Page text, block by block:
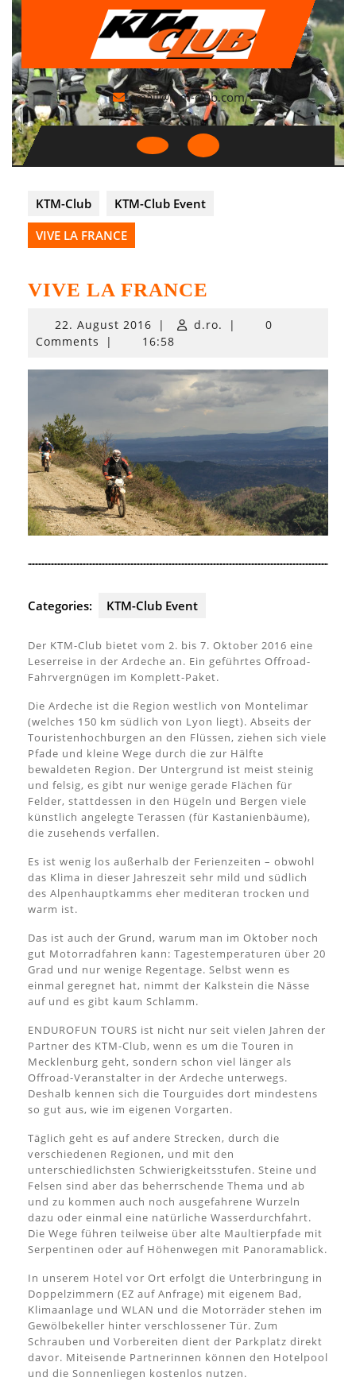
Skip
to
content
mail@ktm-club.com
Open
KTM-Club
KTM-Club Event
VIVE LA FRANCE
VIVE LA FRANCE
22. August 201622.
August
| d.ro. |
0
Comments
| 16:58
Categories: KTM-Club Event
Der KTM-Club bietet vom 2. bis 7. Oktober 2016 eine
Leserreise in der Ardeche an. Ein geführtes Offroad-
Fahrvergnügen im Komplett-Paket.
Die Ardeche ist die Region westlich von Montelimar
(welches 150 km südlich von Lyon liegt). Abseits der
Touristenhochburgen an den Flüssen, ziehen sich viele
Pfade und kleine Wege durch die zur Hälfte
bewaldeten Region. Der Untergrund ist meist steinig
und felsig, es gibt nur wenige gerade Flächen für
Felder, stattdessen in den Hügeln und Bergen viele
künstlich angelegte Terassen (für Kastanienbäume),
die zusehends verfallen.
Es ist wenig los außerhalb der Ferienzeiten – obwohl
das Klima in dieser Jahreszeit sehr mild und südlich
des Alpenhauptkamms eher mediteran trocken und
warm ist.
Das ist auch der Grund, warum man im Oktober noch
gut Motorradfahren kann: Tagestemperaturen über 20
Grad und nur wenige Regentage. Selbst wenn es
einmal geregnet hat, nimmt der Kalkstein die Nässe
auf und es gibt kaum Schlamm.
ENDUROFUN TOURS ist nicht nur seit vielen Jahren der
Partner des KTM-Club, wenn es um die Touren in
Mecklenburg geht, sondern schon viel länger als
Offroad-Veranstalter in der Ardeche unterwegs.
Deshalb kennen sich die Tourguides dort mindestens
so gut aus, wie im eigenen Vorgarten.
Täglich geht es auf andere Strecken, durch die
verschiedenen Regionen, und mit den
unterschiedlichsten Schwierigkeitsstufen. Steine und
Felsen sind aber das beherrschende Thema und ab
und zu kommen auch noch ausgefahrene Wurzeln
dazu oder einmal eine natürliche Wasserdurchfahrt.
Die Wege führen teilweise über alte Maultierpfade mit
Serpentinen oder auf Höhenwegen mit Panoramablick.
In unserem Hotel vor Ort erfolgt die Unterbringung in
Doppelzimmern (EZ auf Anfrage) mit eigenem Bad,
Klimaanlage und WLAN und die Motorräder stehen im
Gewölbekeller hinter verschlossener Tür. Zum
Schrauben und Vorbereiten dient der Parkplatz direkt
davor. Miteisende Partnerinnen können den Hotelpool
und die Sonnenliegen kostenlos nutzen.